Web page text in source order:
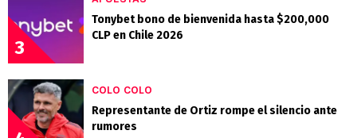
3
Tonybet bono de bienvenida hasta $200,000
CLP en Chile 2026
COLO COLO
Representante de Ortiz rompe el silencio ante
rumores